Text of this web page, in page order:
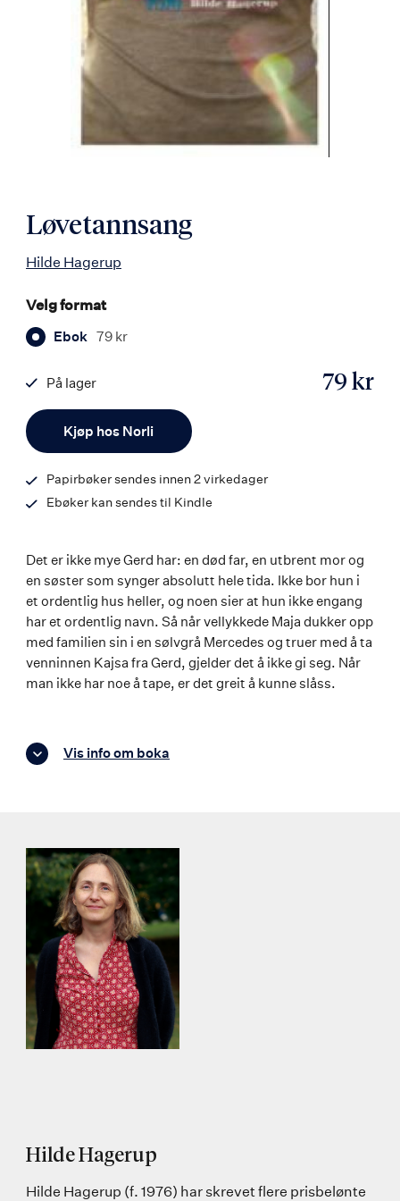
Løvetannsang
Hilde Hagerup
Velg format
Ebok 79 kr
Kjøp hos Norli
79 kr
På lager
9788203253690
Papirbøker sendes innen 2 virkedager
Ebøker kan sendes til Kindle
Det er ikke mye Gerd har: en død far, en utbrent mor og
en søster som synger absolutt hele tida. Ikke bor hun i
et ordentlig hus heller, og noen sier at hun ikke engang
har et ordentlig navn. Så når vellykkede Maja dukker opp
med familien sin i en sølvgrå Mercedes og truer med å ta
venninnen Kajsa fra Gerd, gjelder det å ikke gi seg. Når
man ikke har noe å tape, er det greit å kunne slåss.
Vis info om boka
Hilde Hagerup
Hilde Hagerup (f. 1976) har skrevet flere prisbelønte